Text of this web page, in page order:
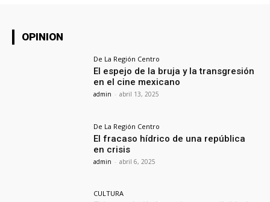
OPINION
De La Región Centro
El espejo de la bruja y la transgresión
en el cine mexicano
admin - abril 13, 2025
De La Región Centro
El fracaso hídrico de una república
en crisis
admin - abril 6, 2025
CULTURA